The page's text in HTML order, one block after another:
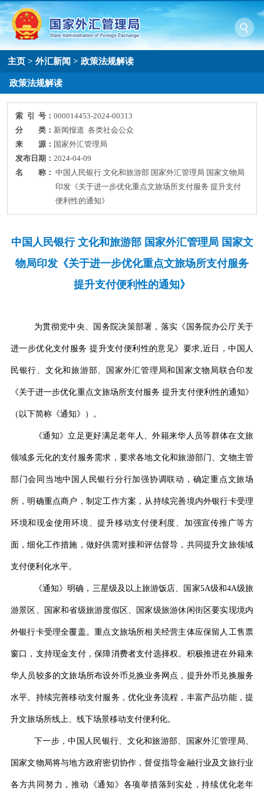
主页 >外汇新闻 >政策法规解读
政策法规解读
索 引 号：000014453-2024-00313
分 类： 新闻报道 各类社会公众
来 源： 国家外汇管理局
发布日期：2024-04-09
名 称： 中国人民银行 文化和旅游部 国家外汇管理局 国家文物局
印发《关于进一步优化重点文旅场所支付服务 提升支付
便利性的通知》
中国人民银行 文化和旅游部 国家外汇管理局 国家文
物局印发《关于进一步优化重点文旅场所支付服务
提升支付便利性的通知》
为贯彻党中央、国务院决策部署，落实《国务院办公厅关于
进一步优化支付服务 提升支付便利性的意见》要求 近日，中国人
民银行、文化和旅游部、国家外汇管理局和国家文物局联合印发
《关于进一步优化重点文旅场所支付服务 提升支付便利性的通知》
（以下简称《通知》）。
《通知》立足更好满足老年人、外籍来华人员等群体在文旅
领域多元化的支付服务需求，要求各地文化和旅游部门、文物主管
部门会同当地中国人民银行分行加强协调联动，确定重点文旅场
所，明确重点商户，制定工作方案，从持续完善境内外银行卡受理
环境和现金使用环境、提升移动支付便利度、加强宣传推广等方
面，细化工作措施，做好供需对接和评估督导，共同提升文旅领域
支付便利化水平。
《通知》明确，三星级及以上旅游饭店、国家5A级和4A级旅
游景区、国家和省级旅游度假区、国家级旅游休闲街区要实现境内
外银行卡受理全覆盖。重点文旅场所相关经营主体应保留人工售票
窗口，支持现金支付，保障消费者支付选择权。积极推进在外籍来
华人员较多的文旅场所布设外币兑换业务网点，提升外币兑换服务
水平。持续完善移动支付服务，优化业务流程，丰富产品功能，提
升文旅场所线上、线下场景移动支付便利化。
下一步，中国人民银行、文化和旅游部、国家外汇管理局、
国家文物局将与地方政府密切协作，督促指导金融行业及文旅行业
各方共同努力，推动《通知》各项举措落到实处，持续优化老年